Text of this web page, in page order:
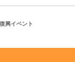
興イベント